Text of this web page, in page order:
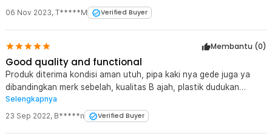
06 Nov 2023, T*****M Verified Buyer
Membantu (0)
Good quality and functional
Produk diterima kondisi aman utuh, pipa kaki nya gede juga ya
dibandingkan merk sebelah, kualitas B ajah, plastik dudukan
HP/Gelas tidak merekat alias mudah lepas, untuk finishing
lumayan rapih dan bobot ringan..
Selengkapnya
23 Sep 2022, B*****n Verified Buyer